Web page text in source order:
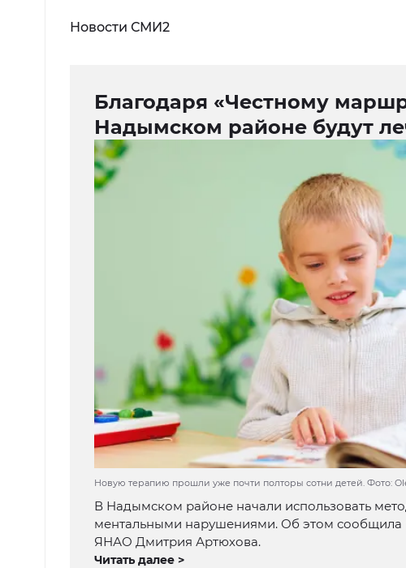
Новости СМИ2
Благодаря «Честному
Надымском районе будут
Новую терапию прошли уже почти полторы сотни детей. Фото:
В Надымском районе начали использовать
ментальными нарушениями. Об этом сообщила
ЯНАО Дмитрия Артюхова.
Читать далее >